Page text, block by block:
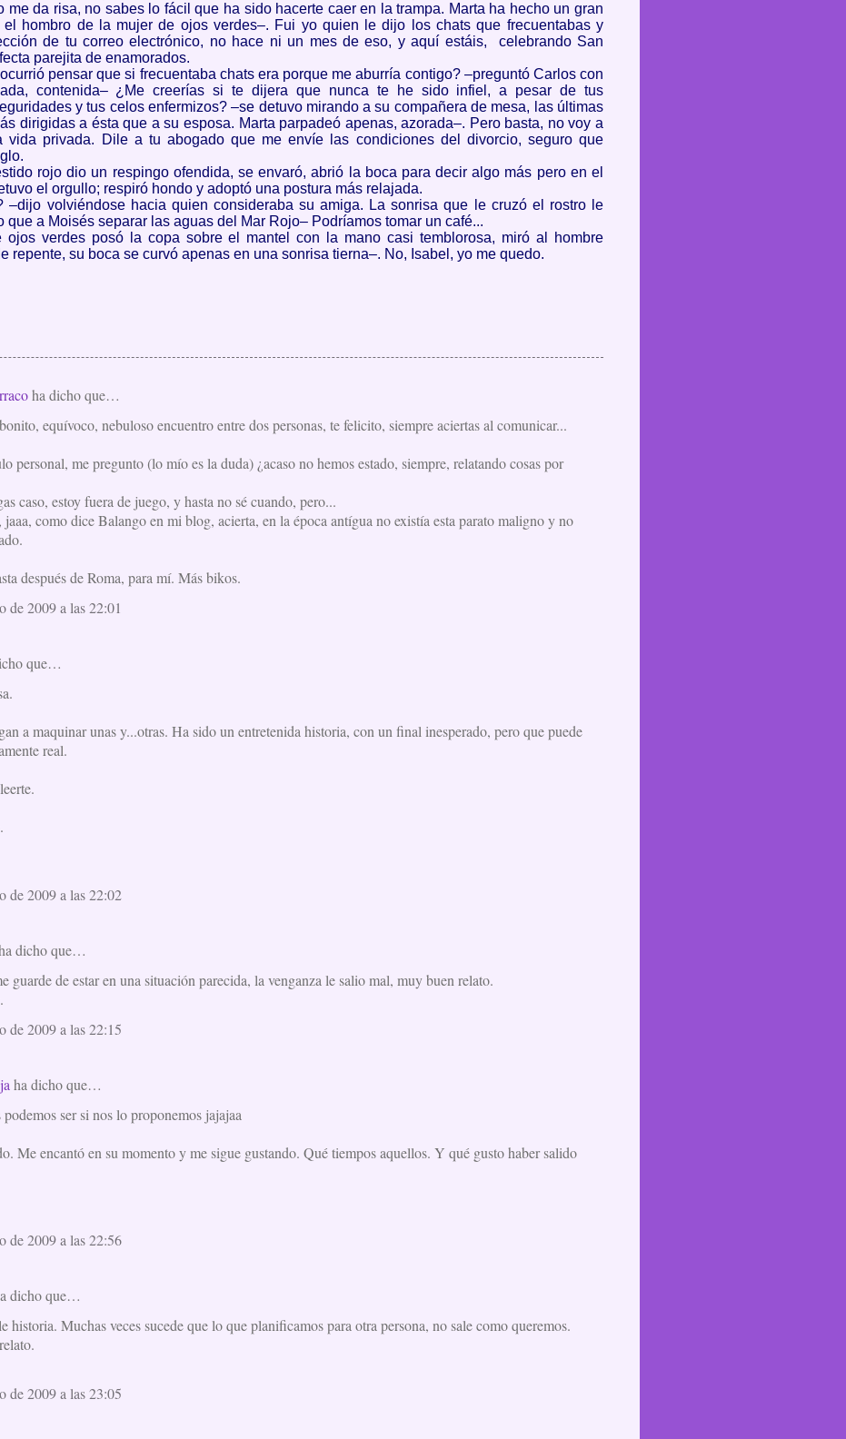
me da risa, no sabes lo fácil que ha sido hacerte caer en la trampa. Marta ha hecho un gran
el hombro de la mujer de ojos verdes–. Fui yo quien le dijo loschats que frecuentabas y
de tu correo electrónico, no hace ni un mes de eso, y aquí estáis, celebrando San
parejita de enamorados.
pensar que si frecuentaba chatsera porque me aburría contigo? –preguntó Carlos con
contenida– ¿Me creerías si te dijera que nunca te he sido infiel, a pesar de tus
y tus celos enfermizos? –se detuvo mirando a su compañera de mesa, las últimas
dirigidas a ésta que a su esposa. Marta parpadeó apenas, azorada–. Pero basta, no voy a
vida privada.
Dilea tu abogado que me envíe las condiciones del divorcio, seguro que
rojo dio un respingo ofendida, se envaró, abrió la boca para decir algo más pero en el
el orgullo; respiró hondo y adoptó una postura más relajada.
–dijo volviéndose hacia quien consideraba su amiga. La sonrisa que le cruzó el rostro le
que a Moisés separar las aguas del Mar Rojo– Podríamos tomar un café...
ojos verdes posó la copa sobre el mantel con la mano casi temblorosa, miró al hombre
repente, su boca se curvó apenas en una sonrisa tierna–. No, Isabel, yo me quedo.
ha dicho que…
equívoco, nebuloso encuentro entre dos personas, te felicito, siempre aciertas al comunicar...
personal, me pregunto (lo mío es la duda) ¿acaso no hemos estado, siempre, relatando cosas por
caso, estoy fuera de juego, y hasta no sé cuando, pero...
jaaa, como dice Balango en mi blog, acierta, en la época antígua no existía esta parato maligno y no
después de Roma, para mí. Más bikos.
de 2009 a las 22:01
que…
a maquinar unas y...otras. Ha sido un entretenida historia, con un final inesperado, pero que puede
real.
de 2009 a las 22:02
dicho que…
guarde de estar en una situación parecida, la venganza le salio mal, muy buen relato.
de 2009 a las 22:15
ha dicho que…
podemos ser si nos lo proponemos jajajaa
Me encantó en su momento y me sigue gustando. Qué tiempos aquellos. Y qué gusto haber salido
de 2009 a las 22:56
dicho que…
historia. Muchas veces sucede que lo que planificamos para otra persona, no sale como queremos.
de 2009 a las 23:05